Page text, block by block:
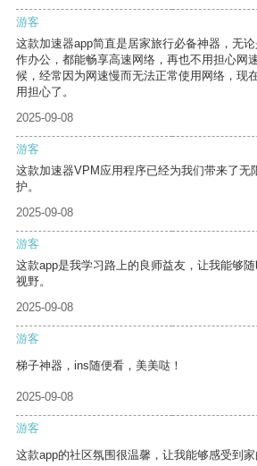
游客
这款加速器app简直是居家旅行必备神器，无
作办公，都能畅享高速网络，再也不用担心网
候，经常因为网速慢而无法正常使用网络，现
用担心了。
2025-09-08
游客
这款加速器VPM应用程序已经为我们带来了无
护。
2025-09-08
游客
这款app是我学习路上的良师益友，让我能够
视野。
2025-09-08
游客
梯子神器，ins随便看，美美哒！
2025-09-08
游客
这款app的社区氛围很温馨，让我能够感受到家